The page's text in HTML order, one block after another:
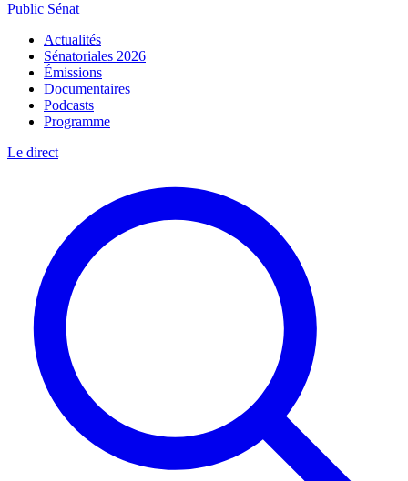
Public Sénat
Actualités
Sénatoriales 2026
Émissions
Documentaires
Podcasts
Programme
Le direct